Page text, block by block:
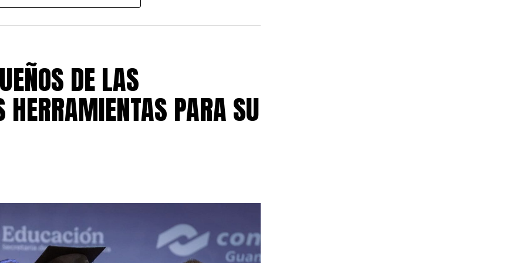
el público algunas de las propuestas teatrales
integrada por 10 obras seleccionadas
diversidad de estilos, historias y formas de
espacios del Forum Cultural Guanajuato,
del teatro en escenarios como:
Saldaña
encuentro contempla talleres gratuitos con
al público, convirtiéndose en una excelente
DE LAS
PARA SU